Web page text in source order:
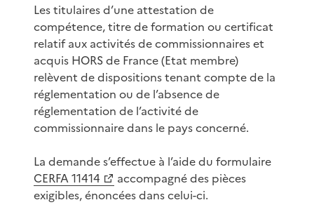
Les titulaires d’une attestation de
compétence, titre de formation ou certificat
relatif aux activités de commissionnaires et
acquis HORS de France (Etat membre)
relèvent de dispositions tenant compte de la
réglementation ou de l’absence de
réglementation de l’activité de
commissionnaire dans le pays concerné.
La demande s’effectue à l’aide du formulaire
CERFA 11414
accompagné des pièces
exigibles, énoncées dans celui-ci.